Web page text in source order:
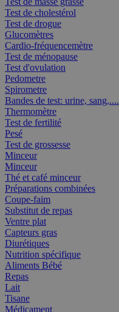
Test de cholestérol
Test de drogue
Glucomètres
Cardio-fréquencemètre
Test de ménopause
Test d'ovulation
Pedometre
Spirometre
Bandes de test: urine, sang,....
Thermomètre
Test de fertilité
Pesé
Test de grossesse
Minceur
Minceur
Thé et café minceur
Préparations combinées
Coupe-faim
Substitut de repas
Ventre plat
Capteurs gras
Diurétiques
Nutrition spécifique
Aliments Bébé
Repas
Lait
Tisane
Médicament